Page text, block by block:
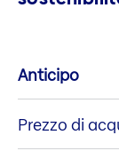
Anticipo
Prezzo di